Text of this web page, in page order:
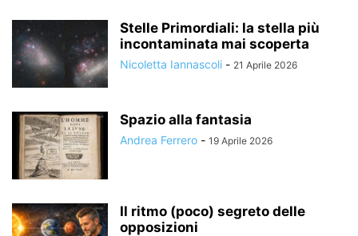
Stelle Primordiali: la stella più
incontaminata mai scoperta
Nicoletta Iannascoli - 21 Aprile 2026
Spazio alla fantasia
Andrea Ferrero - 19 Aprile 2026
Il ritmo (poco) segreto delle
opposizioni